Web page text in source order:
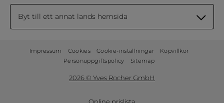
Byt till ett annat lands hemsida
Impressum Cookies Cookie-inställningar
Köpvillkor
Personuppgiftspolicy
Sitemap
2026 © Yves Rocher GmbH